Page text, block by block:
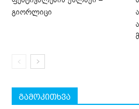
გიორლიცი
გამოკითხვა